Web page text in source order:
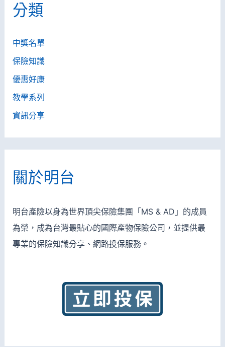
分類
中獎名單
保險知識
優惠好康
教學系列
資訊分享
關於明台
明台產險以身為世界頂尖保險集團「MS & AD」的成員
為榮，成為台灣最貼心的國際產物保險公司，並提供最
專業的保險知識分享、網路投保服務。